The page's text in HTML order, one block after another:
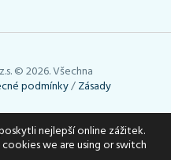
© 2026. Všechna
podmínky/Zásady
cookies lze
(např. je
nejlepší online zážitek.
we are using or switch